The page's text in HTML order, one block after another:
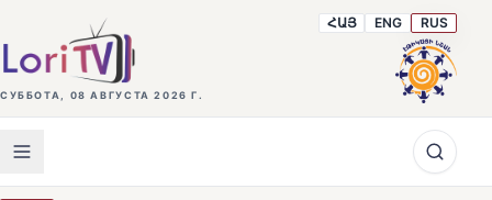
СУББОТА, 08 АВГУСТА 2026 Г.
ՀԱՅ ENG RUS